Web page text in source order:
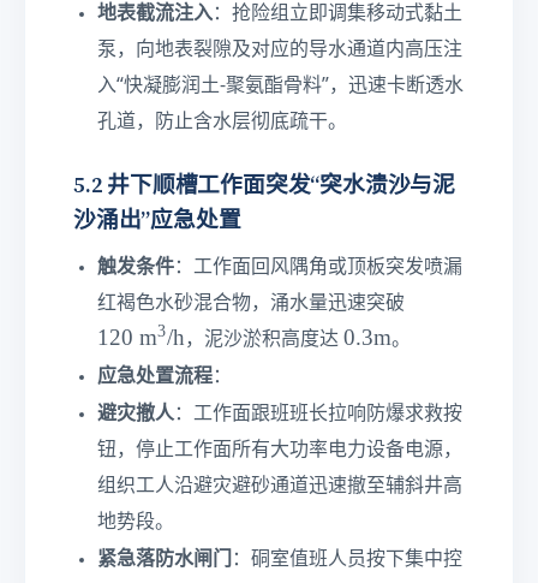
地表截流注入：抢险组立即调集移动式黏土
泵，向地表裂隙及对应的导水通道内高压注
入“快凝膨润土-聚氨酯骨料”，迅速卡断透水
孔道，防止含水层彻底疏干。
5.2 井下顺槽工作面突发“突水溃沙与泥
沙涌出”应急处置
触发条件：工作面回风隅角或顶板突发喷漏
红褐色水砂混合物，涌水量迅速突破
xt
{
m
}
3\
120 m3/h，泥沙淤积高度达 0.
xt
{
m
}
0.3m。
应急处置流程：
避灾撤人：工作面跟班班长拉响防爆求救按
钮，停止工作面所有大功率电力设备电源，
组织工人沿避灾避砂通道迅速撤至辅斜井高
地势段。
紧急落防水闸门
：硐室值班人员按下集中控